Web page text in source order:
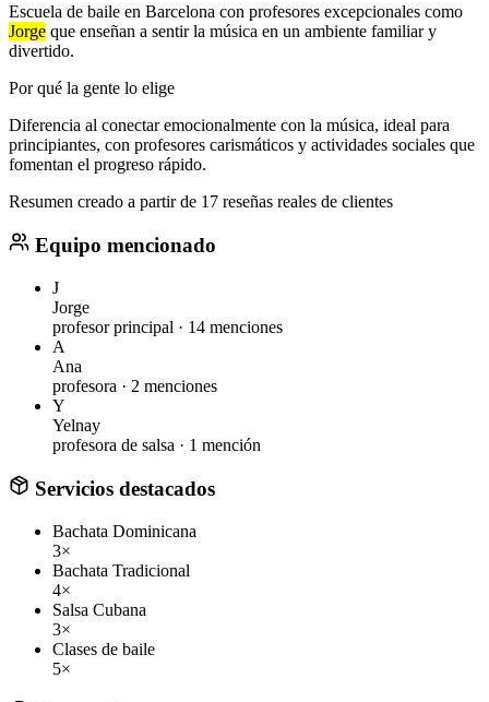
Escuela de baile en Barcelona con profesores excepcionales como
Jorge que enseñan a sentir la música en un ambiente familiar y
divertido.
Por qué la gente lo elige
Diferencia al conectar emocionalmente con la música, ideal para
principiantes, con profesores carismáticos y actividades sociales que
fomentan el progreso rápido.
Resumen creado a partir de 17 reseñas reales de clientes
Equipo mencionado
J
Jorge
profesor principal · 14 menciones
A
Ana
profesora · 2 menciones
Y
Yelnay
profesora de salsa · 1 mención
Servicios destacados
Bachata Dominicana
3×
Bachata Tradicional
4×
Salsa Cubana
3×
Clases de baile
5×